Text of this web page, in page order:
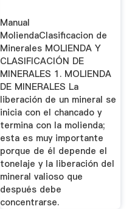
Manual
MoliendaClasificacion de
Minerales MOLIENDA Y
CLASIFICACIÓN DE
MINERALES 1. MOLIENDA
DE MINERALES La
liberación de un mineral se
inicia con el chancado y
termina con la molienda;
esta es muy importante
porque de él depende el
tonelaje y la liberación del
mineral valioso que
después debe
concentrarse.